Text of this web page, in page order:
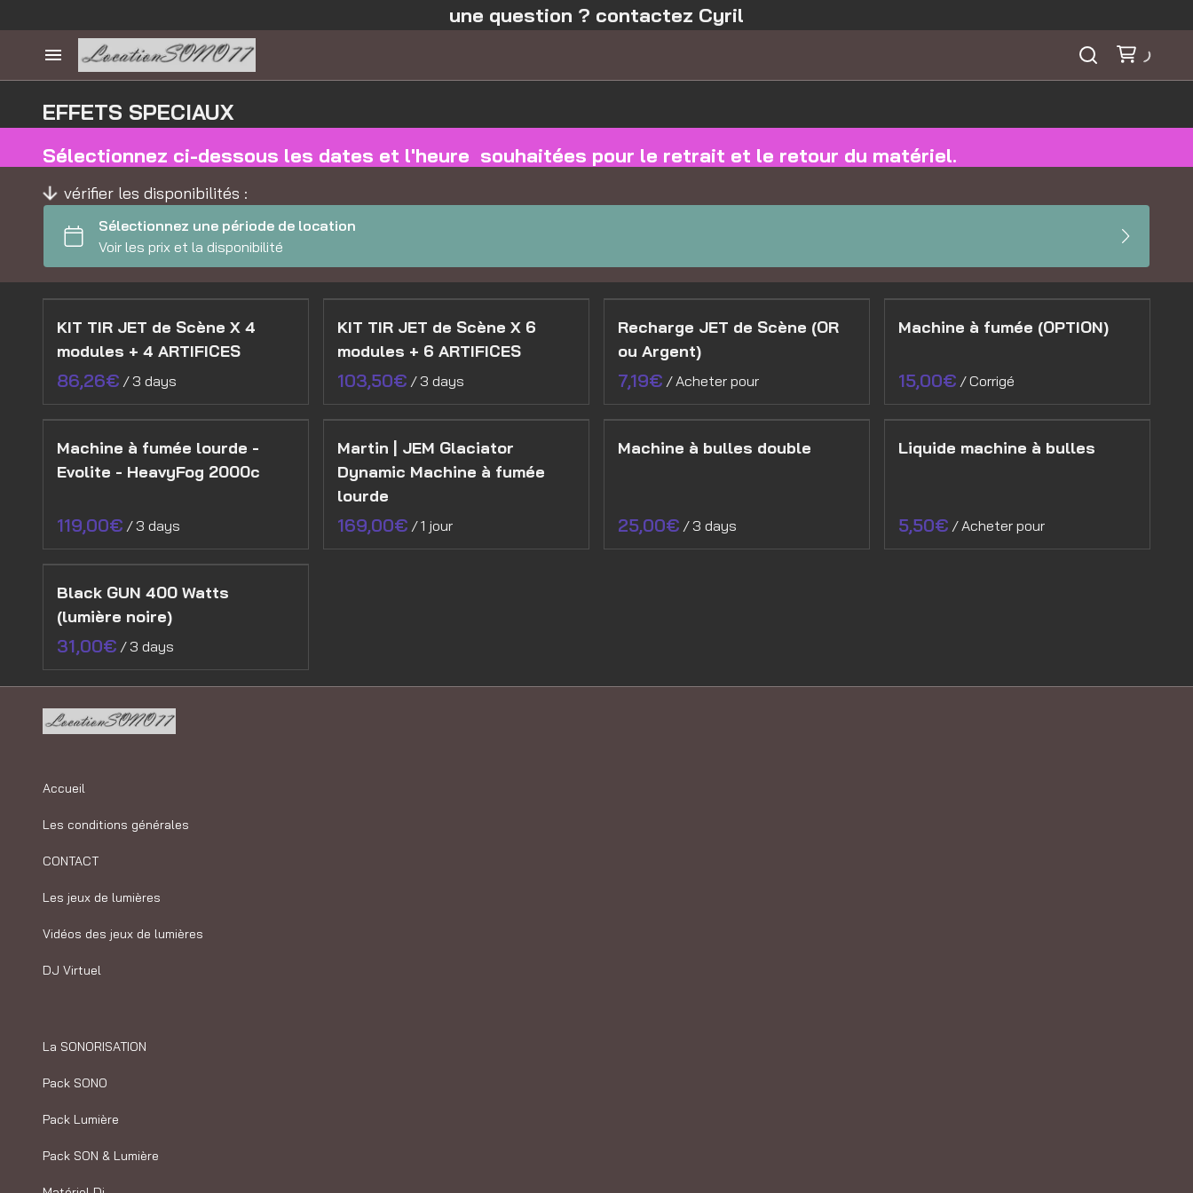
une question ? contactez Cyril
EFFETS SPECIAUX
Sélectionnez ci-dessous les dates et l'heure souhaitées pour le retrait et le retour du matériel.
vérifier les disponibilités :
KIT TIR JET de Scène X 4
modules + 4 ARTIFICES
/
KIT TIR JET de Scène X 6
modules + 6 ARTIFICES
/
Recharge JET de Scène (OR
ou Argent)
/
Machine à fumée (OPTION)
/
Machine à fumée lourde -
Evolite - HeavyFog 2000c
/
Martin | JEM Glaciator
Dynamic Machine à fumée
lourde
/
Machine à bulles double
/
Liquide machine à bulles
/
Black GUN 400 Watts
(lumière noire)
/
Accueil
Les conditions générales
CONTACT
Les jeux de lumières
Vidéos des jeux de lumières
DJ Virtuel
La SONORISATION
Pack SONO
Pack Lumière
Pack SON & Lumière